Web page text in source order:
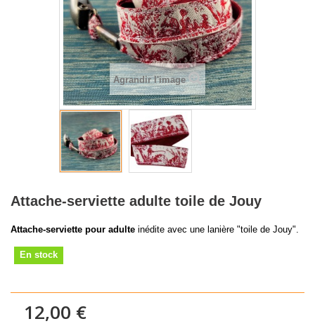
Agrandir l'image
Attache-serviette adulte toile de Jouy
Attache-serviette pour adulte inédite avec une lanière "toile de Jouy".
En stock
12,00 €